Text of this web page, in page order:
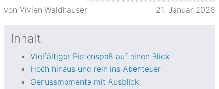
von Vivien Waldhauser 21. Januar 2026
Inhalt
Vielfältiger Pistenspaß auf einen Blick
Hoch hinaus und rein ins Abenteuer
Genussmomente mit Ausblick